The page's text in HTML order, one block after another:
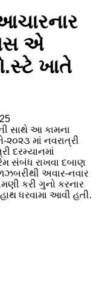
આચારનાર
એ
ખાતે
સાથે આ કામના
માં નવરાત્રી
દરમ્યાનમાં
સંબંધ રાખવા દબાણ
અવાર-નવાર
કરી ગુનો કરનાર
ધરવામા આવી હતી.